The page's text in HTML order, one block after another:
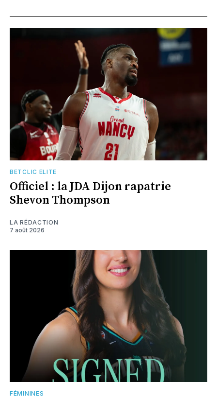
BETCLIC ELITE
Officiel : la JDA Dijon rapatrie
Shevon Thompson
LA RÉDACTION
7 août 2026
FÉMININES